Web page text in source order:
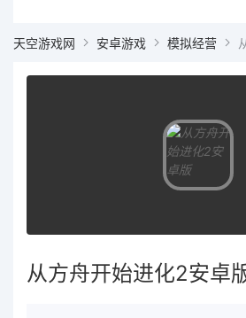
天空游戏网 安卓游戏 模拟经营
从方舟开始进化2安卓